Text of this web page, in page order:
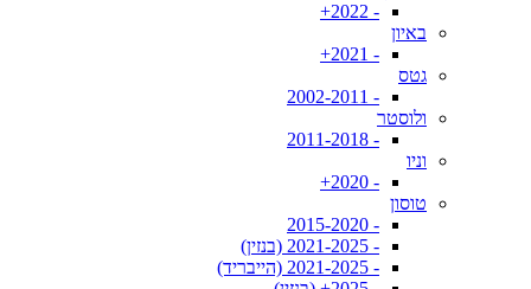
- 2022+
באיון
- 2021+
גטס
- 2002-2011
ולוסטר
- 2011-2018
וניו
- 2020+
טוסון
- 2015-2020
- 2021-2025 (בנזין)
- 2021-2025 (הייבריד)